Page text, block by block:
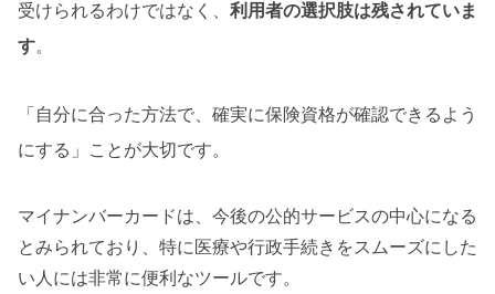
受けられるわけではなく、 利用者の選択肢は残されていま
す。
「自分に合った方法で、確実に保険資格が確認できるよう
にする」ことが大切です。
マイナンバーカードは、今後の公的サービスの中心になる
とみられており、特に医療や行政手続きをスムーズにした
い人には非常に便利なツールです。